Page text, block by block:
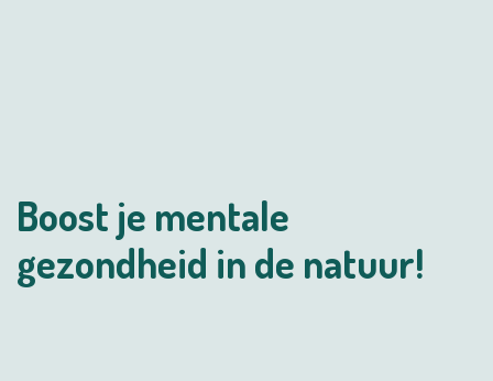
Boost je mentale
gezondheid in de natuur!